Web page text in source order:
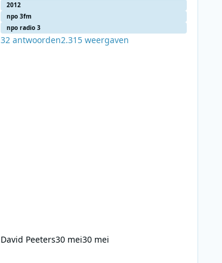
2012
npo 3fm
npo radio 3
32 antwoorden2.315 weergaven
David Peeters30 mei30 mei